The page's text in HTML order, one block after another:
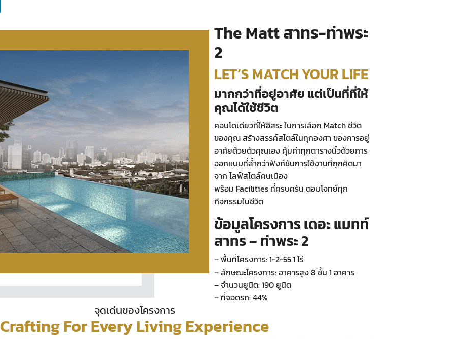
The Matt สาทร-ท่าพระ
2
LET’S MATCH YOUR LIFE
มากกว่าที่อยู่อาศัย แต่เป็นที่ที่ให้
คุณได้ใช้ชีวิต
คอนโดเดียวที่ให้อิสระ ในการเลือก Match ชีวิต
ของคุณ สร้างสรรค์สไตล์ในทุกองศา ของการอยู่
อาศัยด้วยตัวคุณเอง คุ้มค่าทุกตารางนิ้วด้วยการ
ออกแบบที่ล้ำกว่าฟังก์ชันการใช้งานที่ถูกคิดมา
จาก ไลฟ์สไตล์คนเมือง
พร้อม Facilities ที่ครบครัน ตอบโจทย์ทุก
กิจกรรมในชีวิต
ข้อมูลโครงการ เดอะ แมทท์
สาทร – ท่าพระ 2
– พื้นที่โครงการ: 1-2-55.1 ไร่
– ลักษณะโครงการ: อาคารสูง 8 ชั้น 1 อาคาร
– จำนวนยูนิต: 190 ยูนิต
– ที่จอดรถ: 44%
จุดเด่นของโครงการ
Crafting For Every Living Experience